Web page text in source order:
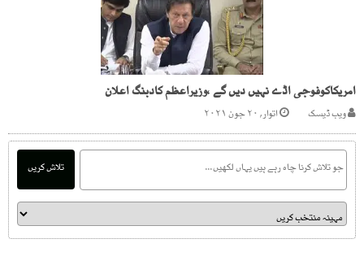
امریکاکوفوجی اڈے نہیں دیں گے ،وزیراعظم کادبنگ اعلان
ویب ڈیسک اتوار, ۲۰ جون ۲۰۲۱
تلاش کریں